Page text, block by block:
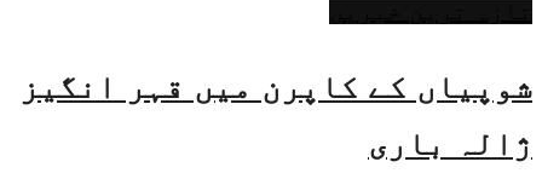
شوپیاں کے کاپرن میں قہر انگیز
ژالہ باری